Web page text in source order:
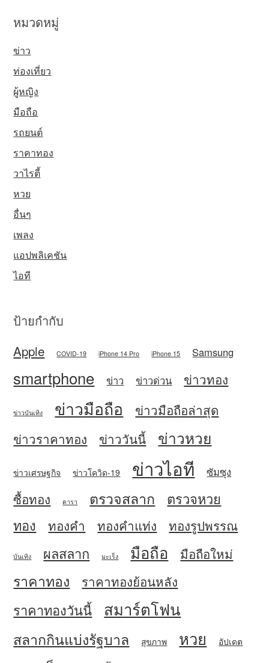
หมวดหมู่
ข่าว
ท่องเที่ยว
ผู้หญิง
มือถือ
รถยนต์
ราคาทอง
วาไรตี้
หวย
อื่นๆ
เพลง
แอปพลิเคชัน
ไอที
ป้ายกำกับ
Apple COVID-19 iPhone 14 Pro iPhone 15 Samsung
smartphone ข่าว ข่าวด่วน ข่าวทอง
ข่าวบันเทิง ข่าวมือถือ
ข่าวมือถือล่าสุด
ข่าวราคาทอง
ข่าววันนี้ ข่าวหวย
ข่าวเศรษฐกิจ ข่าวโควิด-19 ข่าวไอที ซัมซุง
ซื้อทอง ดารา ตรวจสลาก
ตรวจหวย
ทอง
ทองคำ ทองคำแท่ง ทองรูปพรรณ
บันเทิง ผลสลาก มะเร็ง มือถือ มือถือใหม่
ราคาทอง ราคาทองย้อนหลัง
ราคาทองวันนี้ สมาร์ตโฟน
สลากกินแบ่งรัฐบาล สุขภาพ หวย อัปเดต